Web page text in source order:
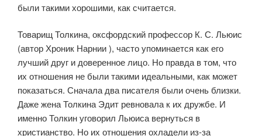
были такими хорошими, как считается.
Товарищ Толкина, оксфордский профессор К. С. Льюис
(автор Хроник Нарнии ), часто упоминается как его
лучший друг и доверенное лицо. Но правда в том, что
их отношения не были такими идеальными, как может
показаться. Сначала два писателя были очень близки.
Даже жена Толкина Эдит ревновала к их дружбе. И
именно Толкин уговорил Льюиса вернуться в
христианство. Но их отношения охладели из-за